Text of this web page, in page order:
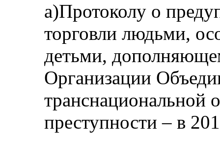
a)Протоколу о
торговли людьми,
детьми,
Организации
транснациональной
преступности – в